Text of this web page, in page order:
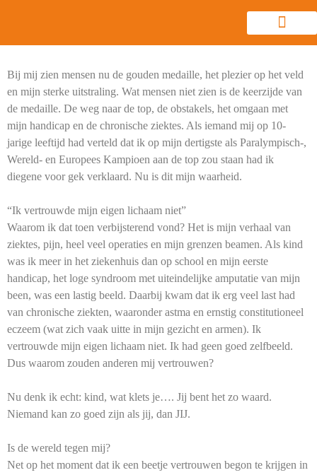
Bij mij zien mensen nu de gouden medaille, het plezier op het veld
en mijn sterke uitstraling. Wat mensen niet zien is de keerzijde van
de medaille. De weg naar de top, de obstakels, het omgaan met
mijn handicap en de chronische ziektes. Als iemand mij op 10-
jarige leeftijd had verteld dat ik op mijn dertigste als Paralympisch-,
Wereld- en Europees Kampioen aan de top zou staan had ik
diegene voor gek verklaard. Nu is dit mijn waarheid.
“Ik vertrouwde mijn eigen lichaam niet”
Waarom ik dat toen verbijsterend vond? Het is mijn verhaal van
ziektes, pijn, heel veel operaties en mijn grenzen beamen. Als kind
was ik meer in het ziekenhuis dan op school en mijn eerste
handicap, het loge syndroom met uiteindelijke amputatie van mijn
been, was een lastig beeld. Daarbij kwam dat ik erg veel last had
van chronische ziekten, waaronder astma en ernstig constitutioneel
eczeem (wat zich vaak uitte in mijn gezicht en armen). Ik
vertrouwde mijn eigen lichaam niet. Ik had geen goed zelfbeeld.
Dus waarom zouden anderen mij vertrouwen?
Nu denk ik echt: kind, wat klets je…. Jij bent het zo waard.
Niemand kan zo goed zijn als jij, dan JIJ.
Is de wereld tegen mij?
Net op het moment dat ik een beetje vertrouwen begon te krijgen in